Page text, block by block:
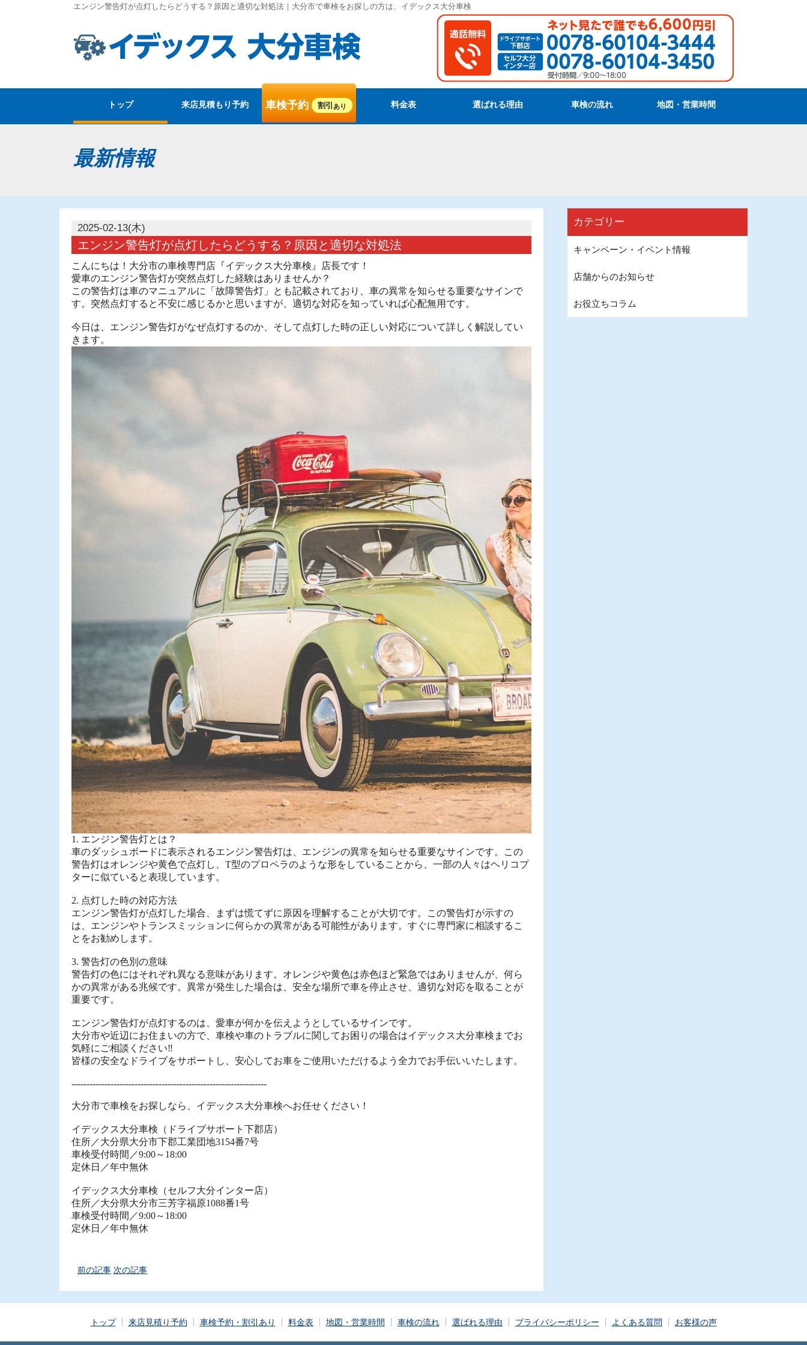
エンジン警告灯が点灯したらどうする？原因と適切な対処法｜大分市で車検をお探しの方は、イデックス大分車検
トップ 来店見積もり予約 車検予約 割引 あり 料金表 選ばれる理由 車検の流れ 地図・営業時間
最新情報
2025-02-13(木)
エンジン警告灯が点灯したらどうする？原因と適切な対処法
こんにちは！大分市の車検専門店『イデックス大分車検』店長です！
愛車のエンジン警告灯が突然点灯した経験はありませんか？
この警告灯は車のマニュアルに「故障警告灯」とも記載されており、車の異常を知らせる重要なサインで
す。突然点灯すると不安に感じるかと思いますが、適切な対応を知っていれば心配無用です。
今日は、エンジン警告灯がなぜ点灯するのか、そして点灯した時の正しい対応について詳しく解説してい
きます。
1. エンジン警告灯とは？
車のダッシュボードに表示されるエンジン警告灯は、エンジンの異常を知らせる重要なサインです。この
警告灯はオレンジや黄色で点灯し、T型のプロペラのような形をしていることから、一部の人々はヘリコプ
ターに似ていると表現しています。
2. 点灯した時の対応方法
エンジン警告灯が点灯した場合、まずは慌てずに原因を理解することが大切です。この警告灯が示すの
は、エンジンやトランスミッションに何らかの異常がある可能性があります。すぐに専門家に相談するこ
とをお勧めします。
3. 警告灯の色別の意味
警告灯の色にはそれぞれ異なる意味があります。オレンジや黄色は赤色ほど緊急ではありませんが、何ら
かの異常がある兆候です。異常が発生した場合は、安全な場所で車を停止させ、適切な対応を取ることが
重要です。
エンジン警告灯が点灯するのは、愛車が何かを伝えようとしているサインです。
大分市や近辺にお住まいの方で、車検や車のトラブルに関してお困りの場合はイデックス大分車検までお
気軽にご相談ください‼
皆様の安全なドライブをサポートし、安心してお車をご使用いただけるよう全力でお手伝いいたします。
-----------------------------------------------------------------
大分市で車検をお探しなら、イデックス大分車検へお任せください！
イデックス大分車検（ドライブサポート下郡店）
住所／大分県大分市下郡工業団地3154番7号
車検受付時間／9:00～18:00
定休日／年中無休
イデックス大分車検（セルフ大分インター店）
住所／大分県大分市三芳字福原1088番1号
車検受付時間／9:00～18:00
定休日／年中無休
前の記事 次の記事
カテゴリー
キャンペーン・イベント情報
店舗からのお知らせ
お役立ちコラム
トップ 来店見積り予約 車検予約・割引あり 料金表 地図・営業時間 車検の流れ 選ばれる理由 プライバシーポリシー よくある質問 お客様の声